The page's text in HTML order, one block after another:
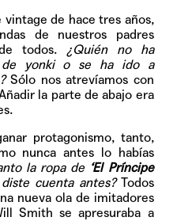
de hace tres años,
de nuestros padres
todos. ¿Quién no ha
de yonki o se ha ido a
Sólo nos atrevíamos con
la parte de abajo era
protagonismo, tanto,
nunca antes lo habías
la ropa de ‘El Príncipe
cuenta antes?Todos
nueva ola de imitadores
Smith se apresuraba a